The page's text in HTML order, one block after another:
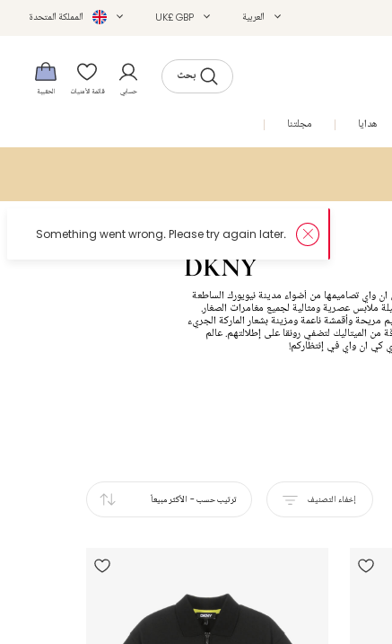
العربية UK£ GBP المملكة المتحدة
بحث
حسابي قائمة الأمنيات الحقيبة
هدايا مجلتنا
DKNY
واي تصاميمها من أضواء مدينة نيويورك الساطعة
ملابس عصرية ومثالية لجميع مغامرات الصغار.
مريحة وأقمشة ناعمة ومزينة بشعار الماركة الجريء
من الميتاليك لتضفي رونقا على إطلالتهم. عالم
كي ان واي في إنتظاركم!
إخفاء التصنيف ترتيب حسب- الأكثر مبيعاً